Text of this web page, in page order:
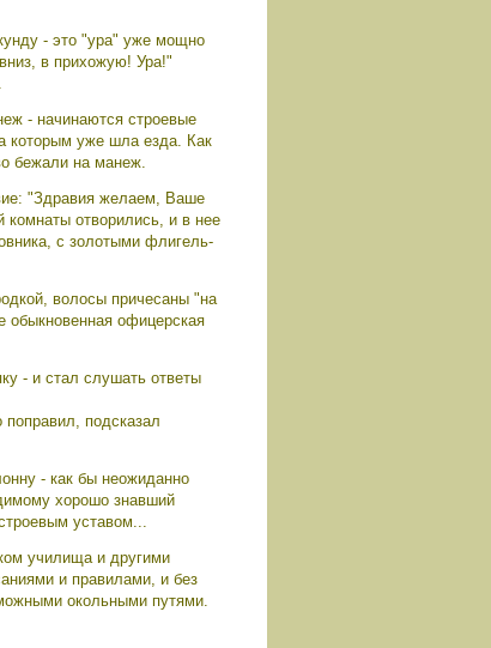
- это "ура" уже мощно
в прихожую! Ура!"
- начинаются строевые
которым уже шла езда. Как
бежали на манеж.
"Здравия желаем, Ваше
комнаты отворились, и в нее
с золотыми флигель-
волосы причесаны "на
обыкновенная офицерская
- и стал слушать ответы
подсказал
- как бы неожиданно
хорошо знавший
уставом...
училища и другими
и правилами, и без
окольными путями.